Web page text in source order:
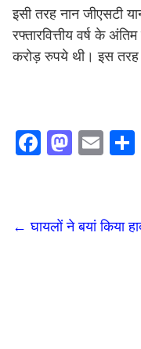
इसी तरह नान जीएसटी
रफ्तारवित्तीय वर्ष के
करोड़ रुपये थी। इस तरह
F
b
o
M
d
o
E
l
← घायलों ने बयां किया